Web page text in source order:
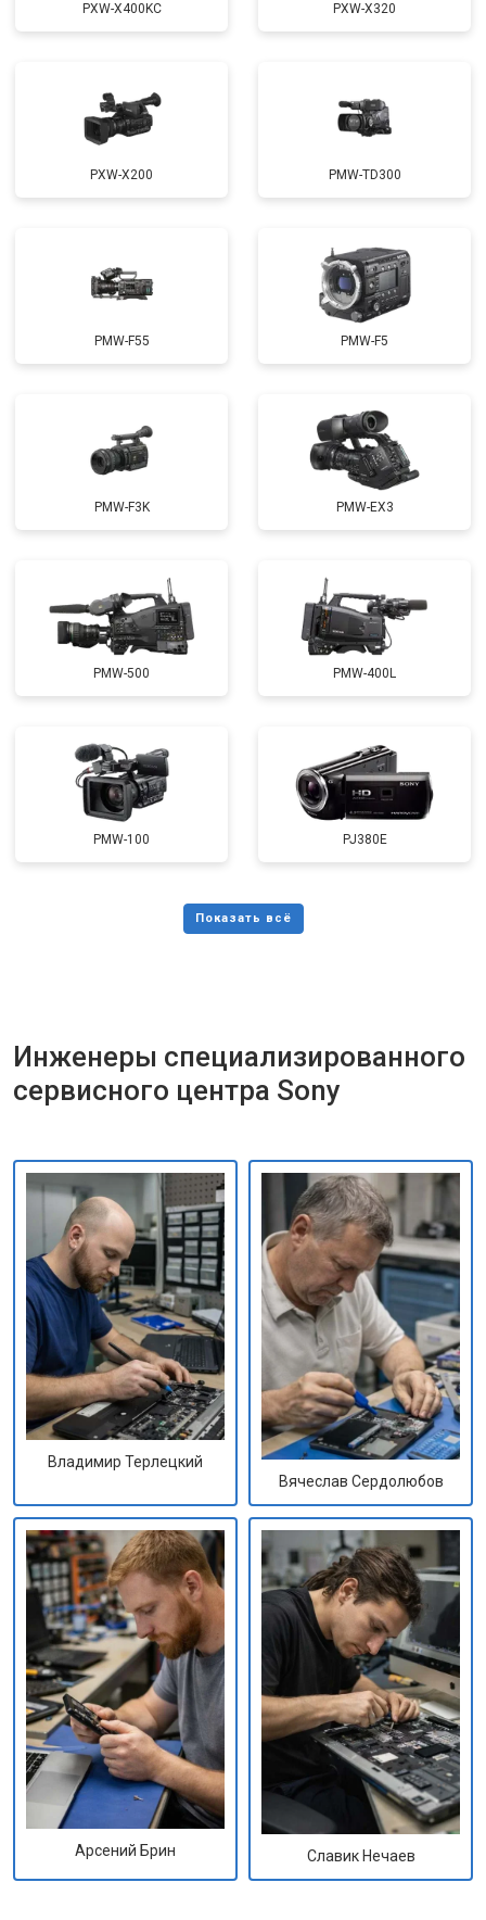
PXW-X400KC PXW-X320
PXW-X200 PMW-TD300
PMW-F55 PMW-F5
PMW-F3K PMW-EX3
PMW-500 PMW-400L
PMW-100 PJ380E
Инженеры специализированного
сервисного центра Sony
Владимир Терлецкий
Вячеслав Сердолюбов
Арсений Брин Славик Нечаев